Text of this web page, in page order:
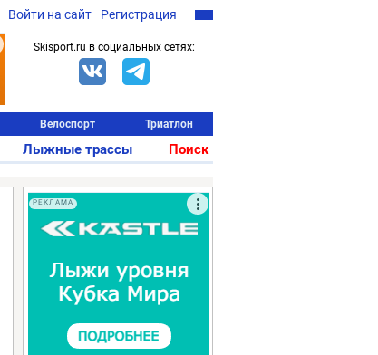
Войти на сайт Регистрация
Skisport.ru в социальных сетях:
Велоспорт Триатлон
Лыжные трассы Поиск
РЕКЛАМА